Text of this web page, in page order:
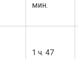
мин.
1 ч. 47